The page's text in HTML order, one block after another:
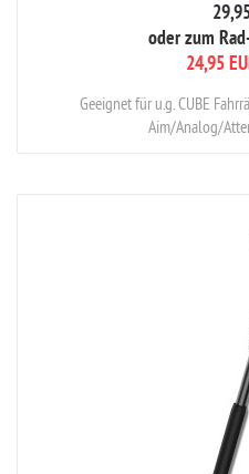
oder zum
24,95
Geeignet für u.g. CUBE
Aim/Analog/